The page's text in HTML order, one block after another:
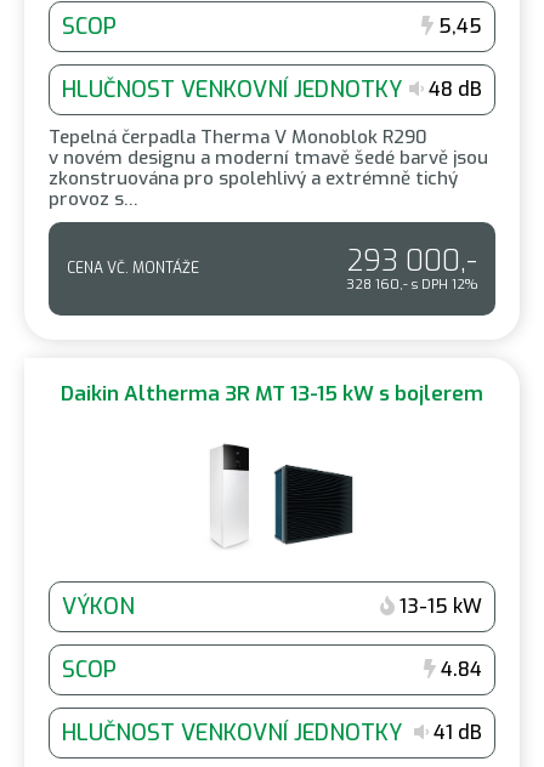
SCOP 5,45
HLUČNOST VENKOVNÍ JEDNOTKY 48 dB
Tepelná čerpadla Therma V Monoblok R290
v novém designu a moderní tmavě šedé barvě jsou
zkonstruována pro spolehlivý a extrémně tichý
provoz s…
CENA VČ. MONTÁŽE 293 000,-
328 160,- s DPH 12%
Daikin Altherma 3R MT 13-15 kW s bojlerem
VÝKON 13-15 kW
SCOP 4.84
HLUČNOST VENKOVNÍ JEDNOTKY 41 dB